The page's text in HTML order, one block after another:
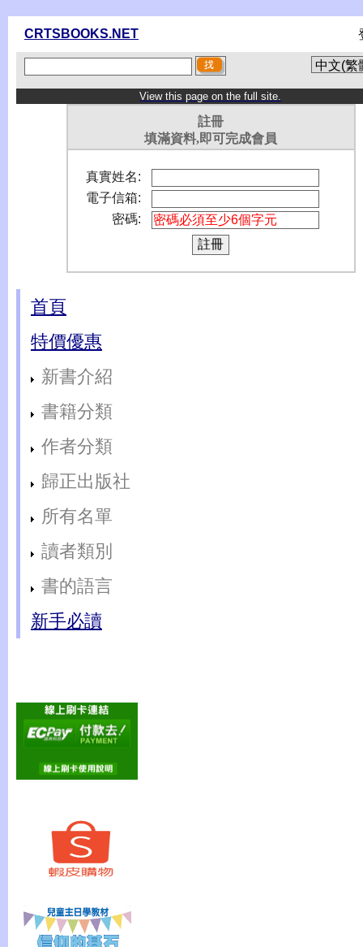
CRTSBOOKS.NET
View this page on the full site.
註冊
填滿資料,即可完成會員
真實姓名:
電子信箱:
密碼:
首頁
特價優惠
新書介紹
書籍分類
作者分類
歸正出版社
所有名單
讀者類別
書的語言
新手必讀